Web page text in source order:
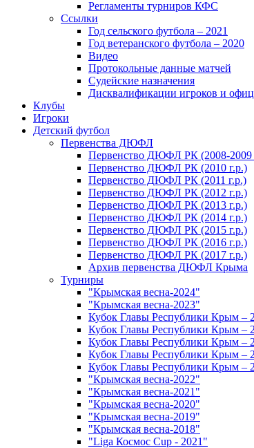
Регламенты турниров КФС
Ссылки
Год сельского футбола – 2021
Год ветеранского футбола – 2020
Видео
Протокольные данные матчей
Судейские назначения
Дисквалификации игроков и
Клубы
Игроки
Детский футбол
Первенства ДЮФЛ
Первенство ДЮФЛ РК (2008-2009
Первенство ДЮФЛ РК (2010 г.р.)
Первенство ДЮФЛ РК (2011 г.р.)
Первенство ДЮФЛ РК (2012 г.р.)
Первенство ДЮФЛ РК (2013 г.р.)
Первенство ДЮФЛ РК (2014 г.р.)
Первенство ДЮФЛ РК (2015 г.р.)
Первенство ДЮФЛ РК (2016 г.р.)
Первенство ДЮФЛ РК (2017 г.р.)
Архив первенства ДЮФЛ Крыма
Турниры
"Крымская весна-2024"
"Крымская весна-2023"
Кубок Главы Республики Крым –
Кубок Главы Республики Крым –
Кубок Главы Республики Крым –
Кубок Главы Республики Крым –
Кубок Главы Республики Крым –
"Крымская весна-2022"
"Крымская весна-2021"
"Крымская весна-2020"
"Крымская весна-2019"
"Крымская весна-2018"
"Liga Космос Cup - 2021"